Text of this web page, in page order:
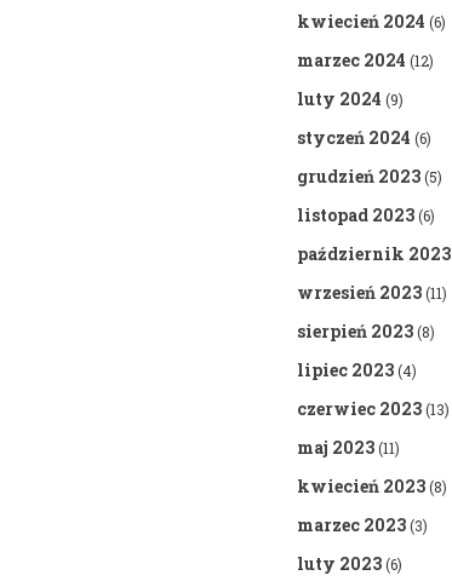
kwiecień 2024 (6)
marzec 2024 (12)
luty 2024 (9)
styczeń 2024 (6)
grudzień 2023(5)
listopad 2023(6)
październik 2023
wrzesień 2023(11)
sierpień 2023(8)
lipiec 2023(4)
czerwiec 2023(13)
maj 2023(11)
kwiecień 2023(8)
marzec 2023(3)
luty 2023(6)